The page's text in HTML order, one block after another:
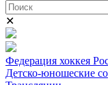
✕
Федерация хоккея
Детско-юношеские